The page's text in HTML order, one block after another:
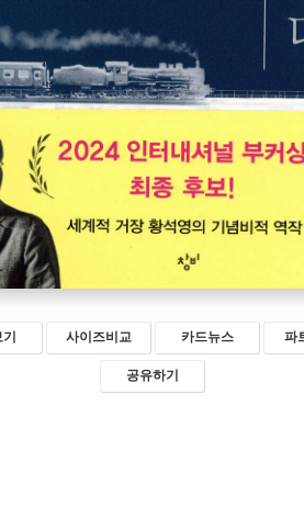
기 사이즈비교 카드뉴스 파
공유하기